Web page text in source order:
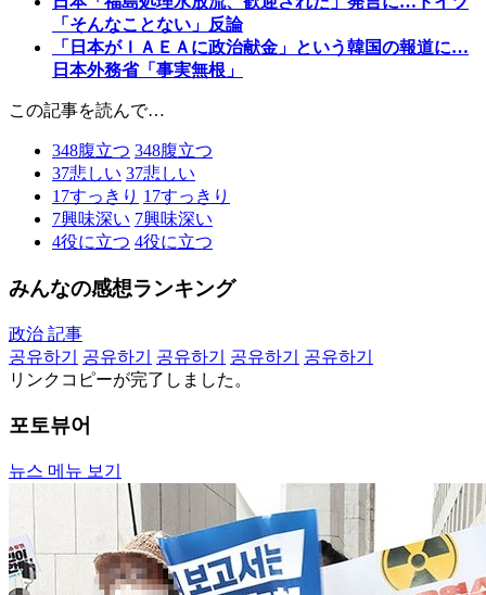
「そんなことない」反論
「日本がＩＡＥＡに政治献金」という韓国の報道に…
日本外務省「事実無根」
この記事を読んで…
348腹立つ 348腹立つ
37悲しい 37悲しい
17すっきり 17すっきり
7興味深い 7興味深い
4役に立つ 4役に立つ
みんなの感想ランキング
政治 記事
공유하기
공유하기 공유하기 공유하기
공유하기
リンクコピーが完了しました。
포토뷰어
뉴스 메뉴 보기